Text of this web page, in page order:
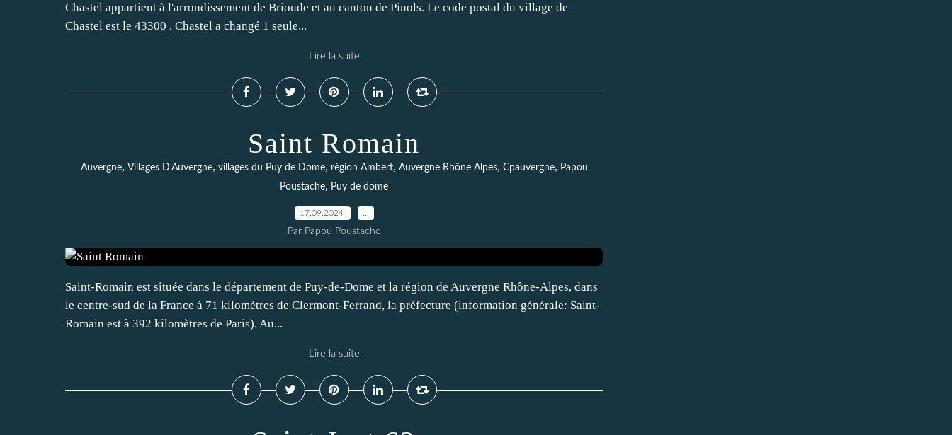
Chastel appartient à l'arrondissement de Brioude et au canton de Pinols. Le code postal du village de
Chastel est le 43300 . Chastel a changé 1 seule...
Lire la suite
Saint Romain
Auvergne, Villages D'Auvergne, villages du Puy de Dome, région Ambert, Auvergne Rhône Alpes, Cpauvergne, Papou
Poustache, Puy de dome
17.09.2024
Par Papou Poustache
Saint-Romain est située dans le département de Puy-de-Dome et la région de Auvergne Rhône-Alpes, dans
le centre-sud de la France à 71 kilomètres de Clermont-Ferrand, la préfecture (information générale: Saint-
Romain est à 392 kilomètres de Paris). Au...
Lire la suite